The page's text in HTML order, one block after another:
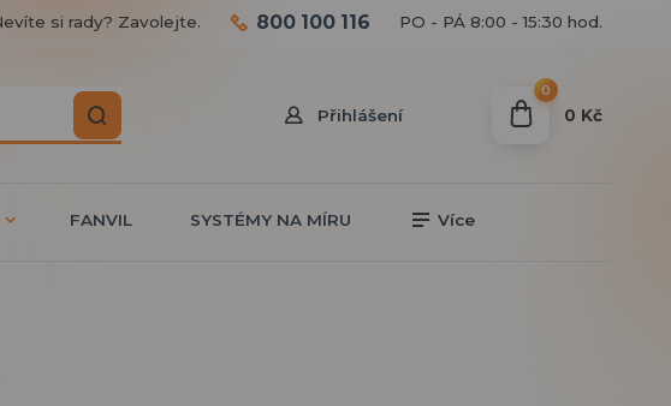
Přihlášení
si rady? Zavolejte. 800 100 116 PO - PÁ 8:00 - 15:30 hod.
0
0 Kč
FANVIL SYSTÉMY NA MÍRU Více